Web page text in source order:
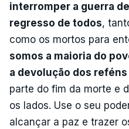
interromper a guerra
regresso de todos,
como os mortos para
somos a maioria do
a devolução dos
parte do fim da morte e
os lados. Use o seu
alcançar a paz e trazer